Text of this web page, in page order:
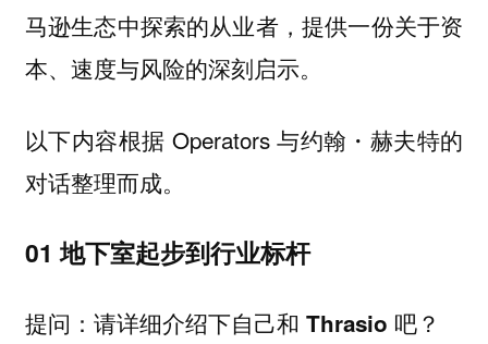
马逊生态中探索的从业者，提供一份关于资
本、速度与风险的深刻启示。
以下内容根据 Operators 与约翰・赫夫特的
对话整理而成。
01 地下室起步到行业标杆
提问：请详细介绍下自己和 Thrasio 吧？